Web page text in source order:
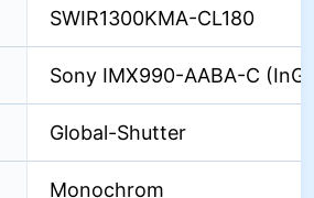
SWIR1300KMA-CL180
Sony IMX990-AABA-C
Global-Shutter
Monochrom